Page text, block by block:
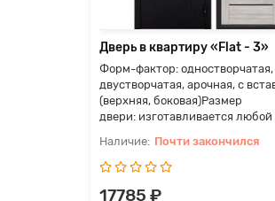
Дверь в квартиру «Flat - 3»
Форм-фактор: одностворчатая,
двустворчатая, арочная, с
(верхняя, боковая)Размер
двери: изготавливается любой
Почти закончился
17785 ₽